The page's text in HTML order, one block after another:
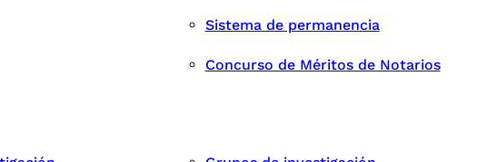
Sistema de permanencia
Concurso de Méritos de Notarios